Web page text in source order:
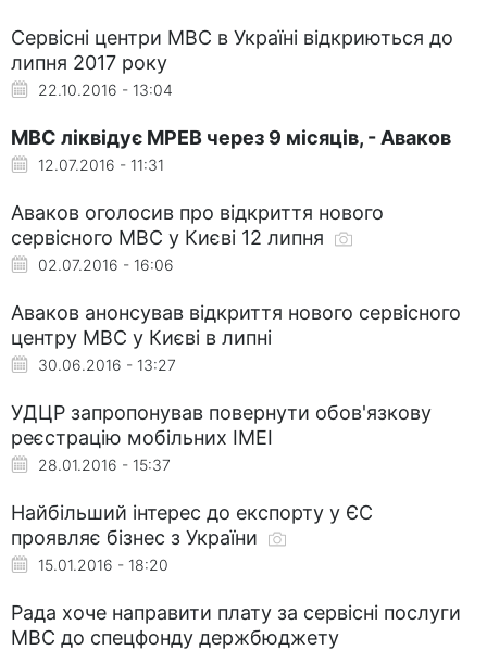
Сервісні центри МВС в Україні відкриються до
липня 2017 року
22.10.2016 - 13:04
МВС ліквідує МРЕВ через 9 місяців, - Аваков
12.07.2016 - 11:31
Аваков оголосив про відкриття нового
сервісного МВС у Києві 12 липня
02.07.2016 - 16:06
Аваков анонсував відкриття нового сервісного
центру МВС у Києві в липні
30.06.2016 - 13:27
УДЦР запропонував повернути обов'язкову
реєстрацію мобільних ІМЕІ
28.01.2016 - 15:37
Найбільший інтерес до експорту у ЄС
проявляє бізнес з України
15.01.2016 - 18:20
Рада хоче направити плату за сервісні послуги
МВС до спецфонду держбюджету